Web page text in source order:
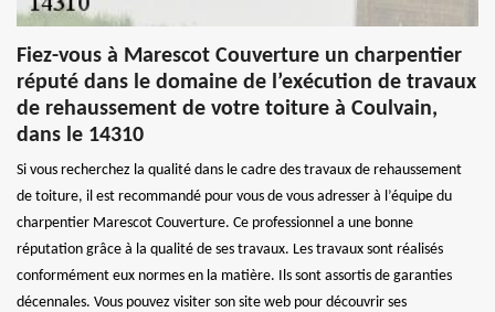
Fiez-vous à Marescot Couverture un charpentier
réputé dans le domaine de l’exécution de travaux
de rehaussement de votre toiture à Coulvain,
dans le 14310
Si vous recherchez la qualité dans le cadre des travaux de rehaussement
de toiture, il est recommandé pour vous de vous adresser à l’équipe du
charpentier Marescot Couverture. Ce professionnel a une bonne
réputation grâce à la qualité de ses travaux. Les travaux sont réalisés
conformément eux normes en la matière. Ils sont assortis de garanties
décennales. Vous pouvez visiter son site web pour découvrir ses